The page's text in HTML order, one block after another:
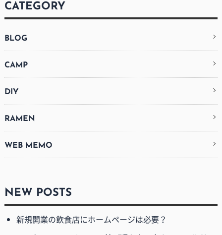
CATEGORY
BLOG
CAMP
DIY
RAMEN
WEB MEMO
NEW POSTS
新規開業の飲食店にホームページは必要？